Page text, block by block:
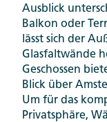
Ausblick
Balkon oder
lässt sich der
Glasfaltwände
Geschossen
Blick über
Um für das
Privatsphäre,